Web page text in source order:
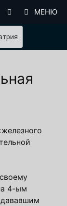
МЕНЮ
4-ым
дававшим